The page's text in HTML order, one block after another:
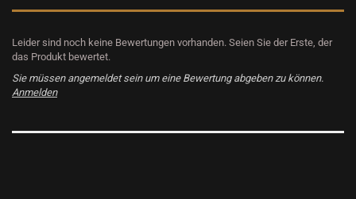
Leider sind noch keine Bewertungen vorhanden. Seien Sie der Erste, der
das Produkt bewertet.
Sie müssen angemeldet sein um eine Bewertung abgeben zu können.
Anmelden